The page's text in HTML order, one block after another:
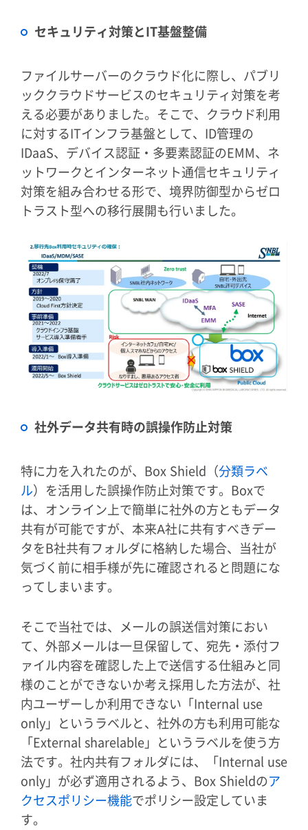
セキュリティ対策とIT基盤整備
ファイルサーバーのクラウド化に際し、パブリ
ッククラウドサービスのセキュリティ対策を考
える必要がありました。そこで、クラウド利用
に対するITインフラ基盤として、ID管理の
IDaaS、デバイス認証・多要素認証のEMM、ネ
ットワークとインターネット通信セキュリティ
対策を組み合わせる形で、境界防御型からゼロ
トラスト型への移行展開も行いました。
社外データ共有時の誤操作防止対策
特に力を入れたのが、Box Shield（分類ラベ
ル）を活用した誤操作防止対策です。Boxで
は、オンライン上で簡単に社外の方ともデータ
共有が可能ですが、本来A社に共有すべきデー
タをB社共有フォルダに格納した場合、当社が
気づく前に相手様が先に確認されると問題にな
ってしまいます。
そこで当社では、メールの誤送信対策におい
て、外部メールは一旦保留して、宛先・添付フ
ァイル内容を確認した上で送信する仕組みと同
様のことができないか考え採用した方法が、社
内ユーザーしか利用できない「Internal use
only」というラベルと、社外の方も利用可能な
「External sharelable」というラベルを使う方
法です。社内共有フォルダには、「Internal use
only」が必ず適用されるよう、Box Shieldのア
クセスポリシー機能でポリシー設定していま
す。